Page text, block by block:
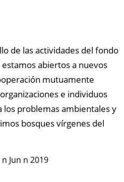
de las actividades del fondo
abiertos a nuevos
mutuamente
e individuos
los problemas ambientales y
bosques vírgenes del